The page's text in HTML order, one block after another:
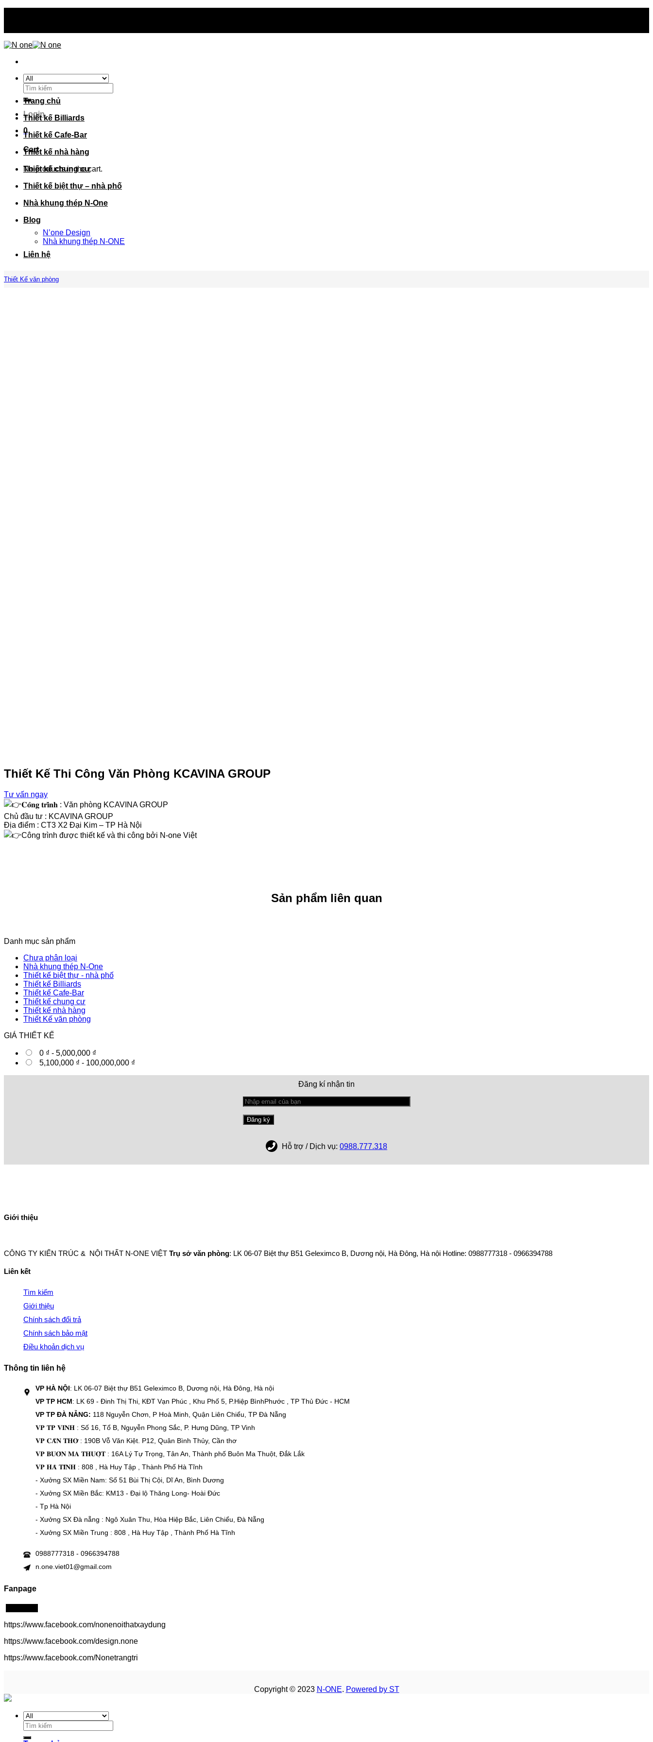
Search
for:
Login
0
Cart
No products in the cart.
Trang chủ
Thiết kế Billiards
Thiết kế Cafe-Bar
Thiết kế nhà hàng
Thiết kế chung cư
Thiết kế biệt thự – nhà phố
Nhà khung thép N-One
Blog
N’one Design
Nhà khung thép N-ONE
Liên hệ
Thiết Kế văn phòng
Thiết Kế Thi Công Văn Phòng KCAVINA GROUP
Tư vấn ngay
𝐂𝐨̂𝐧𝐠 𝐭𝐫𝐢̀𝐧𝐡 : Văn phòng KCAVINA GROUP
Chủ đầu tư : KCAVINA GROUP
Địa điểm : CT3 X2 Đại Kim – TP Hà Nội
Công trình được thiết kế và thi công bởi N-one Việt
Sản phẩm liên quan
Danh mục sản phẩm
Chưa phân loại
Nhà khung thép N-One
Thiết kế biệt thự - nhà phố
Thiết kế Billiards
Thiết kế Cafe-Bar
Thiết kế chung cư
Thiết kế nhà hàng
Thiết Kế văn phòng
GIÁ THIẾT KẾ
0 ₫ - 5,000,000 ₫
5,100,000 ₫ - 100,000,000 ₫
Đăng kí nhận tin
Hỗ trợ / Dịch vụ: 0988.777.318
Giới thiệu
CÔNG TY KIẾN TRÚC & NỘI THẤT N-ONE VIỆT Trụ sở văn phòng: LK 06-07 Biệt thự B51 Geleximco B, Dương nội, Hà Đông, Hà nội Hotline: 0988777318 - 0966394788
Liên kết
Tìm kiếm
Giới thiệu
Chính sách đổi trả
Chính sách bảo mật
Điều khoản dịch vụ
Thông tin liên hệ
VP HÀ NỘI: LK 06-07 Biệt thự B51 Geleximco B, Dương nội, Hà Đông, Hà nội
VP TP HCM: LK 69 - Đinh Thị Thi, KĐT Vạn Phúc , Khu Phố 5, P.Hiệp BìnhPhước , TP Thủ Đức - HCM
VP TP ĐÀ NẴNG: 118 Nguyễn Chơn, P Hoà Minh, Quận Liên Chiểu, TP Đà Nẵng
𝐕𝐏 𝐓𝐏 𝐕𝐈𝐍𝐇 : Số 16, Tổ B, Nguyễn Phong Sắc, P. Hưng Dũng, TP Vinh
𝐕𝐏 𝐂𝐀̂̀𝐍 𝐓𝐇𝐎̛ : 190B Vỗ Văn Kiệt. P12, Quân Bình Thủy, Cần thơ
𝐕𝐏 𝐁𝐔𝐎̂𝐍 𝐌𝐀 𝐓𝐇𝐔𝐎̣̂𝐓 : 16A Lý Tự Trọng, Tân An, Thành phố Buôn Ma Thuột, Đắk Lắk
𝐕𝐏 𝐇𝐀̀ 𝐓𝐈̃𝐍𝐇 : 808 , Hà Huy Tập , Thành Phố Hà Tĩnh
- Xưởng SX Miền Nam: Số 51 Bùi Thị Cội, Dĩ An, Bình Dương
- Xưởng SX Miền Bắc: KM13 - Đại lộ Thăng Long- Hoài Đức
- Tp Hà Nội
- Xưởng SX Đà nẵng : Ngô Xuân Thu, Hòa Hiệp Bắc, Liên Chiểu, Đà Nẵng
- Xưởng SX Miền Trung : 808 , Hà Huy Tập , Thành Phố Hà Tĩnh
0988777318 - 0966394788
n.one.viet01@gmail.com
Fanpage
https://www.facebook.com/nonenoithatxaydung
https://www.facebook.com/design.none
https://www.facebook.com/Nonetrangtri
Copyright © 2023 N-ONE. Powered by ST
Search
for: